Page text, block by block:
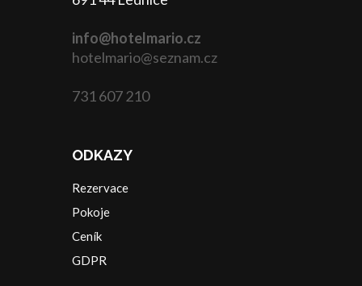
info@hotelmario.cz
hotelmario@seznam.cz
731 607 210
ODKAZY
Rezervace
Pokoje
Ceník
GDPR